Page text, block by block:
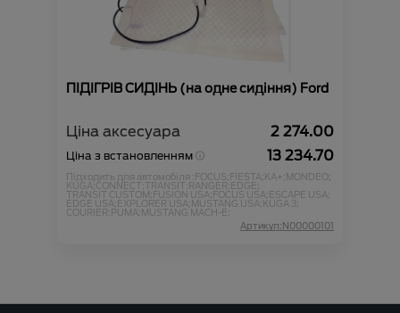
ПІДІГРІВ СИДІНЬ (на одне сидіння) Ford
Ціна аксесуара 2 274.00
Ціна з встановленням 13 234.70
Підходить для автомобіля :FOCUS;FIESTA;KA+;MONDEO;
KUGA;CONNECT;TRANSIT;RANGER;EDGE;
TRANSIT CUSTOM;FUSION USA;FOCUS USA;ESCAPE USA;
EDGE USA;EXPLORER USA;MUSTANG USA;KUGA 3;
COURIER;PUMA;MUSTANG MACH-E;
Артикул:N00000101